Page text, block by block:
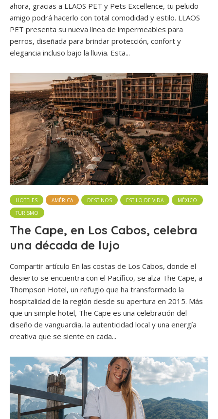
ahora, gracias a LLAOS PET y Pets Excellence, tu peludo
amigo podrá hacerlo con total comodidad y estilo. LLAOS
PET presenta su nueva línea de impermeables para
perros, diseñada para brindar protección, confort y
elegancia incluso bajo la lluvia. Esta...
HOTELES AMÉRICA DESTINOS ESTILO DE VIDA
MÉXICO
TURISMO
The Cape, en Los Cabos, celebra
una década de lujo
Compartir artículo En las costas de Los Cabos, donde el
desierto se encuentra con el Pacífico, se alza The Cape, a
Thompson Hotel, un refugio que ha transformado la
hospitalidad de la región desde su apertura en 2015. Más
que un simple hotel, The Cape es una celebración del
diseño de vanguardia, la autenticidad local y una energía
creativa que se siente en cada...